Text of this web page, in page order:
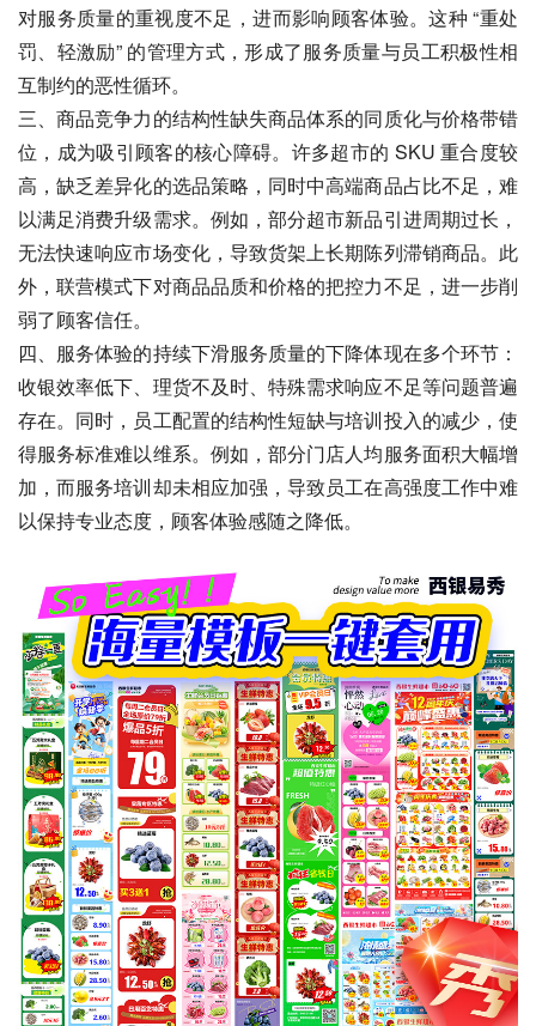
对服务质量的重视度不足，进而影响顾客体验。这种 “重处
罚、轻激励” 的管理方式，形成了服务质量与员工积极性相
互制约的恶性循环。
三、商品竞争力的结构性缺失商品体系的同质化与价格带错
位，成为吸引顾客的核心障碍。许多超市的 SKU 重合度较
高，缺乏差异化的选品策略，同时中高端商品占比不足，难
以满足消费升级需求。例如，部分超市新品引进周期过长，
无法快速响应市场变化，导致货架上长期陈列滞销商品。此
外，联营模式下对商品品质和价格的把控力不足，进一步削
弱了顾客信任。
四、服务体验的持续下滑服务质量的下降体现在多个环节：
收银效率低下、理货不及时、特殊需求响应不足等问题普遍
存在。同时，员工配置的结构性短缺与培训投入的减少，使
得服务标准难以维系。例如，部分门店人均服务面积大幅增
加，而服务培训却未相应加强，导致员工在高强度工作中难
以保持专业态度，顾客体验感随之降低。